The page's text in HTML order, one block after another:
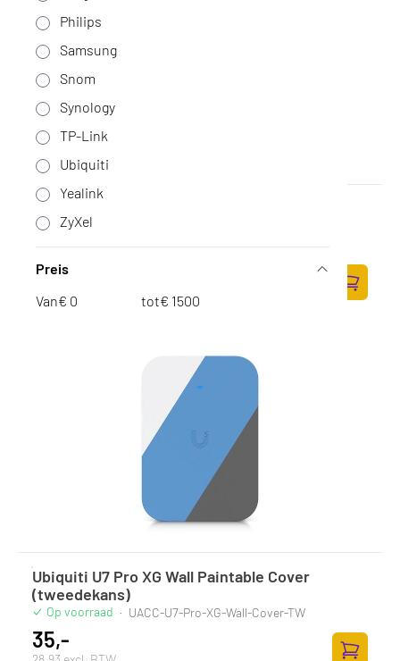
Philips
Samsung
Snom
Synology
TP-Link
Ubiquiti
Yealink
ZyXel
Preis
Van€ tot€
Yealink Neckband for WH63/WH67
(tweedekans)
Op voorraad · 330100010017-TW
14,-
Zum
Ubiquiti U7 Pro XG Wall Paintable Cover
(tweedekans)
Op voorraad · UACC-U7-Pro-XG-Wall-Cover-TW
35,-